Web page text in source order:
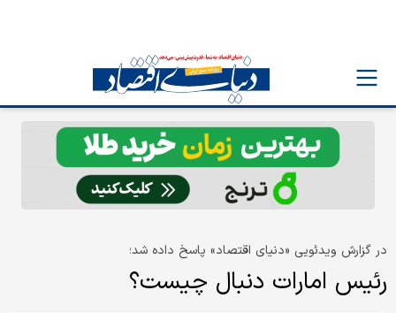
در گزارش ویدئویی «دنیای اقتصاد» پاسخ داده شد؛
رئیس امارات دنبال چیست؟